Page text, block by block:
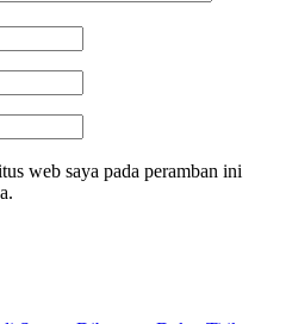
web saya pada peramban ini